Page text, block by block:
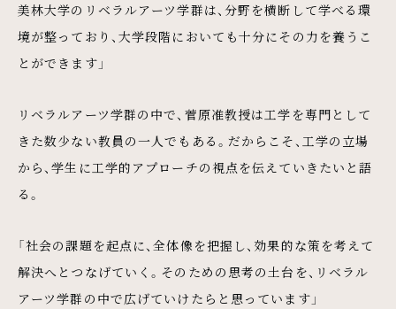
美林大学のリベラルアーツ学群は、分野を横断して学べる環
境が整っており、大学段階においても十分にその力を養うこ
とができます」
リベラルアーツ学群の中で、菅原准教授は工学を専門として
きた数少ない教員の一人でもある。だからこそ、工学の立場
から、学生に工学的アプローチの視点を伝えていきたいと語
る。
「社会の課題を起点に、全体像を把握し、効果的な策を考えて
解決へとつなげていく。そのための思考の土台を、リベラル
アーツ学群の中で広げていけたらと思っています」